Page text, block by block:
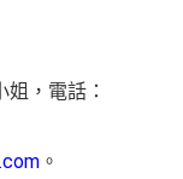
，電話：
。